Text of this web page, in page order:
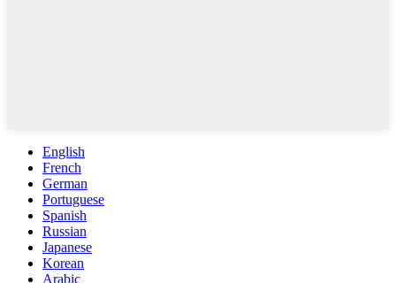
English
French
German
Portuguese
Spanish
Russian
Japanese
Korean
Arabic